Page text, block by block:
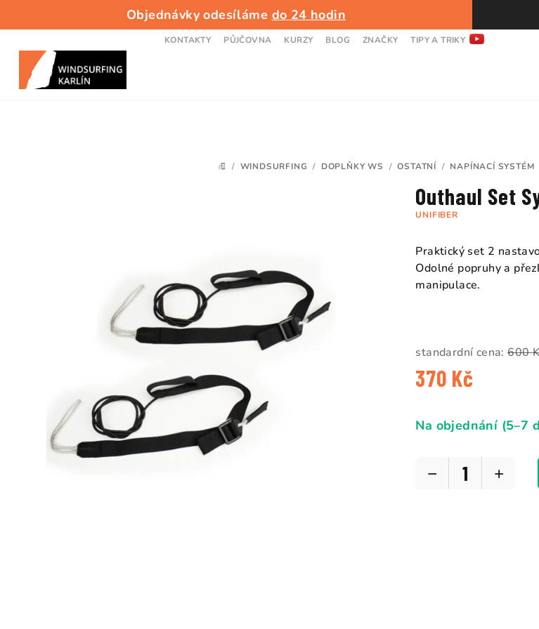
Objednávky odesíláme do 24 hodin
KONTAKTY PŮJČOVNA KURZY BLOG ZNAČKY TIPY A TRIKY
DOMŮ
/ WINDSURFING / DOPLŇKY WS / OSTATNÍ / NAPÍNACÍ SYSTÉM
UNIFIBER
Outhaul Set
Praktický set 2
Odolné popruhy a
manipulace.
standardní cena: 600
370 Kč
cena:
Na objednání (5–7
+
−